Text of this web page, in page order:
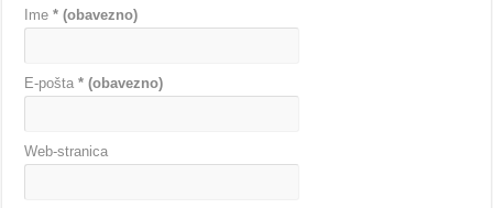
Ime* (obavezno)
E-pošta* (obavezno)
Web-stranica